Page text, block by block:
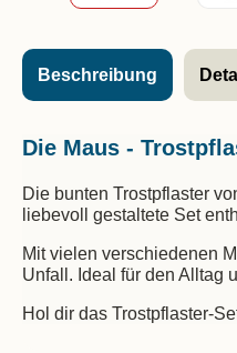
Beschreibung
Die Maus -
Die bunten Trostpflaster
liebevoll gestaltete Set
Mit vielen verschiedenen
Unfall. Ideal für den Alltag
Hol dir das Trostpflaster-